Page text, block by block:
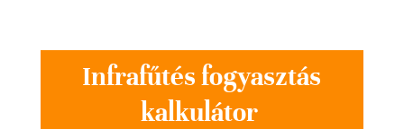
Infrafűtés fogyasztás
kalkulátor